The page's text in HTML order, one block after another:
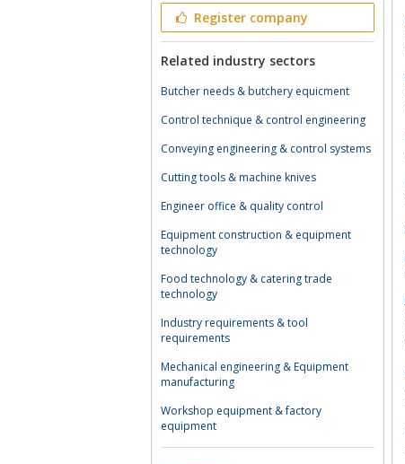
Register company
Related industry sectors
Butcher needs & butchery equicment
Control technique & control engineering
Conveying engineering & control systems
Cutting tools & machine knives
Engineer office & quality control
Equipment construction & equipment
technology
Food technology & catering trade
technology
Industry requirements & tool
requirements
Mechanical engineering & Equipment
manufacturing
Workshop equipment & factory
equipment